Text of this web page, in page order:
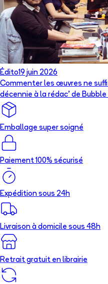
Édito19 juin 2026
Commenter les œuvres ne
décennie à la rédac’ de
Emballage super soigné
Paiement 100% sécurisé
Expédition sous 24h
Livraison à domicile sous 48h
Retrait gratuit en librairie